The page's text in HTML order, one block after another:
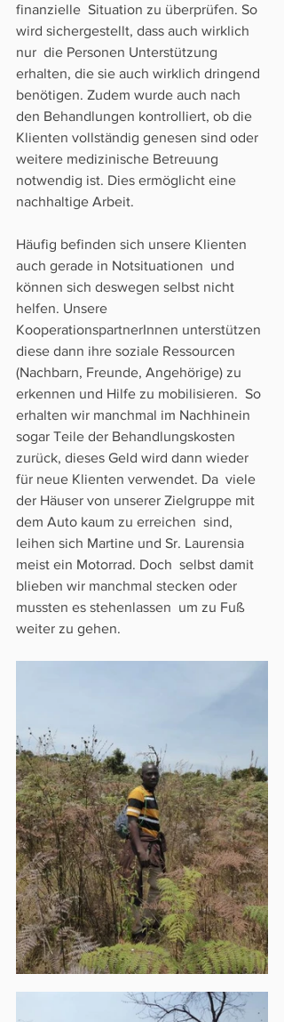
finanzielle  Situation zu überprüfen. So
wird sichergestellt, dass auch wirklich
nur  die Personen Unterstützung
erhalten, die sie auch wirklich dringend
benötigen. Zudem wurde auch nach
den Behandlungen kontrolliert, ob die
Klienten vollständig genesen sind oder
weitere medizinische Betreuung
notwendig ist. Dies ermöglicht eine
nachhaltige Arbeit.
Häufig befinden sich unsere Klienten
auch gerade in Notsituationen  und
können sich deswegen selbst nicht
helfen. Unsere
KooperationspartnerInnen unterstützen
diese dann ihre soziale Ressourcen
(Nachbarn, Freunde, Angehörige) zu
erkennen und Hilfe zu mobilisieren.  So
erhalten wir manchmal im Nachhinein
sogar Teile der Behandlungskosten
zurück, dieses Geld wird dann wieder
für neue Klienten verwendet. Da  viele
der Häuser von unserer Zielgruppe mit
dem Auto kaum zu erreichen  sind,
leihen sich Martine und Sr. Laurensia
meist ein Motorrad. Doch  selbst damit
blieben wir manchmal stecken oder
mussten es stehenlassen  um zu Fuß
weiter zu gehen.